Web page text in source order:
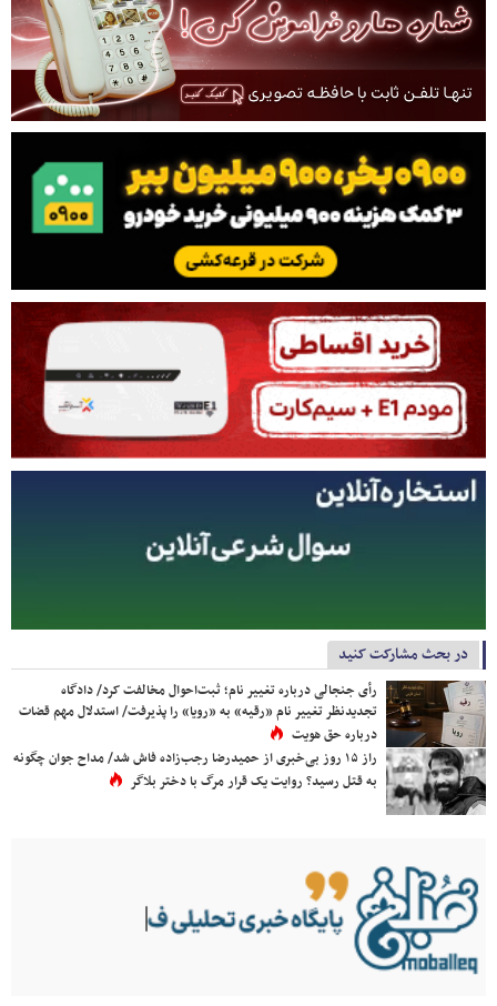
در بحث مشارکت کنید
رأی جنجالی درباره تغییر نام؛ ثبت‌احوال مخالفت کرد/ دادگاه
تجدیدنظر تغییر نام «رقیه» به «رویا» را پذیرفت/ استدلال مهم قضات
درباره حق هویت
راز ۱۵ روز بی‌خبری از حمیدرضا رجب‌زاده فاش شد/ مداح جوان چگونه
به قتل رسید؟ روایت یک قرار مرگ با دختر بلاگر